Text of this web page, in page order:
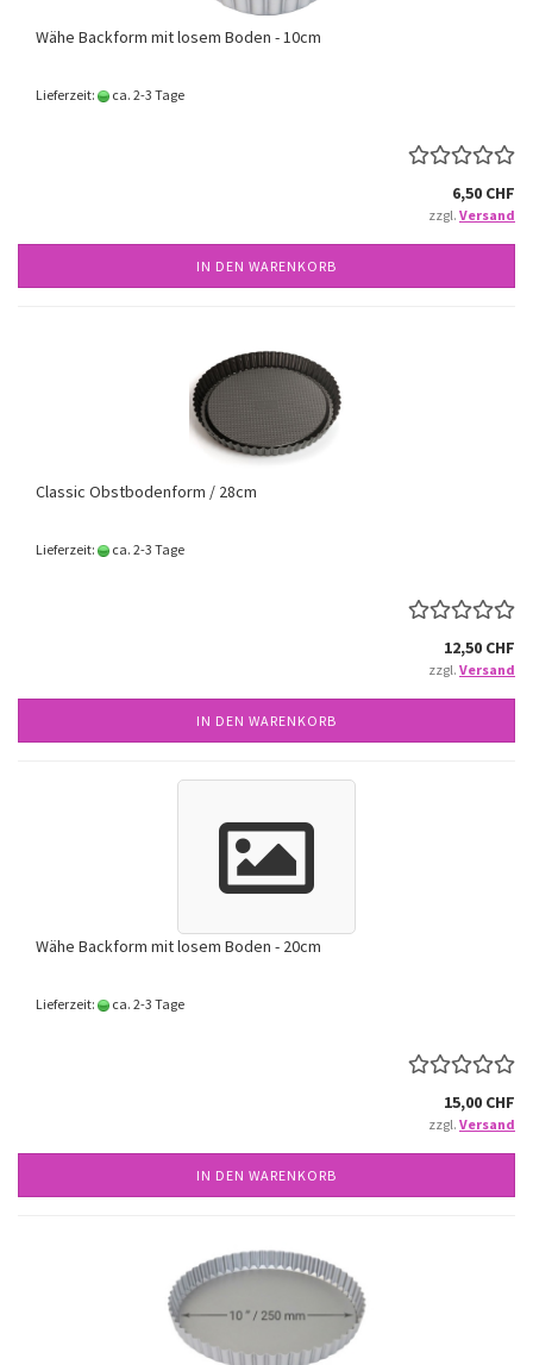
Wähe Backform mit losem Boden - 10cm
Lieferzeit: ca. 2-3 Tage
6,50 CHF
zzgl. Versand
IN DEN WARENKORB
Classic Obstbodenform / 28cm
Lieferzeit: ca. 2-3 Tage
12,50 CHF
zzgl. Versand
IN DEN WARENKORB
Wähe Backform mit losem Boden - 20cm
Lieferzeit: ca. 2-3 Tage
15,00 CHF
zzgl. Versand
IN DEN WARENKORB